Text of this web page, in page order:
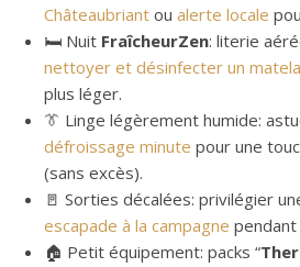
Châteaubriant ou alerte locale
🛏️ Nuit FraîcheurZen: literie
nettoyer et désinfecter un
plus léger.
👔 Linge légèrement humide:
défroissage minute pour une
(sans excès).
🚪 Sorties décalées: privilégier
escapade à la campagne pendant
🏠 Petit équipement: packs “